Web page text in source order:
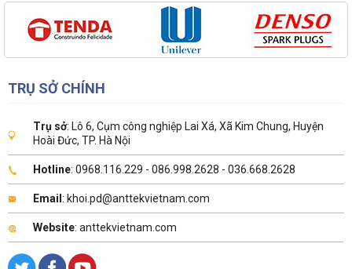
TRỤ SỞ CHÍNH
Trụ sở: Lô 6, Cụm công nghiệp Lai Xá, Xã Kim Chung, Huyện
Hoài Đức, TP. Hà Nội
Hotline: 0968.116.229 - 086.998.2628 - 036.668.2628
Email : khoi.pd@anttekvietnam.com
Website: anttekvietnam.com